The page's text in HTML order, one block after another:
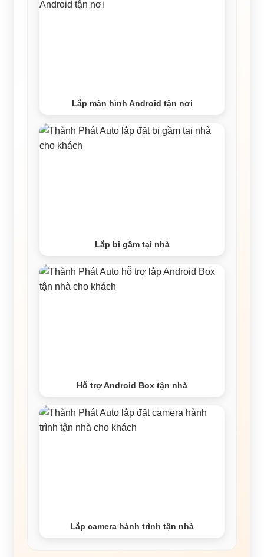
Lắp màn hình Android tận nơi
Lắp bi gầm tại nhà
Hỗ trợ Android Box tận nhà
Lắp camera hành trình tận nhà